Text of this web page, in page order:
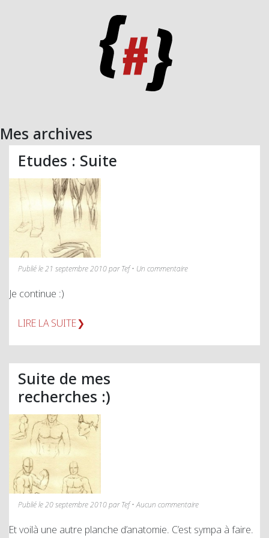
Mes archives
Etudes : Suite
Publié le 21 septembre 2010 par Tef • Un commentaire
Je continue :)
LIRE LA SUITE
Suite de mes
recherches :)
Publié le 20 septembre 2010 par Tef • Aucun commentaire
Et voilà une autre planche d’anatomie. C’est sympa à faire.